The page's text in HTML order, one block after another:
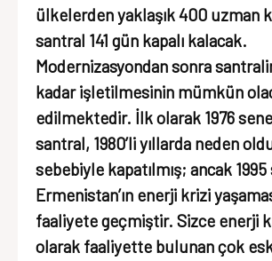
ülkelerden yaklaşık 400 uzman
santral 141 gün kapalı kalacak.
Modernizasyondan sonra
kadar işletilmesinin mümkün
edilmektedir. İlk olarak 1976
santral, 1980’li yıllarda neden
sebebiyle kapatılmış; ancak
Ermenistan’ın enerji krizi
faaliyete geçmiştir. Sizce enerji
olarak faaliyette bulunan çok